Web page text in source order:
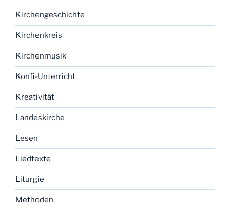
Kirchengeschichte
Kirchenkreis
Kirchenmusik
Konfi-Unterricht
Kreativität
Landeskirche
Lesen
Liedtexte
Liturgie
Methoden